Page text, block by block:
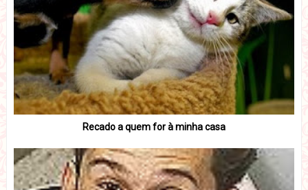
Recado a quem for à minha casa